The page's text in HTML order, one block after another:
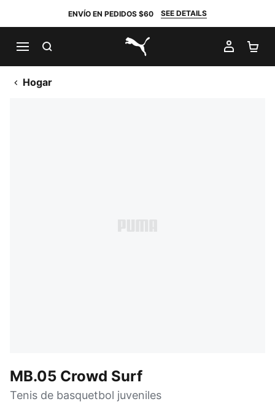
ENVÍO EN PEDIDOS $60 SEE DETAILS
PUMA.com
MI
Hogar
MB.05 Crowd Surf
Tenis de basquetbol juveniles